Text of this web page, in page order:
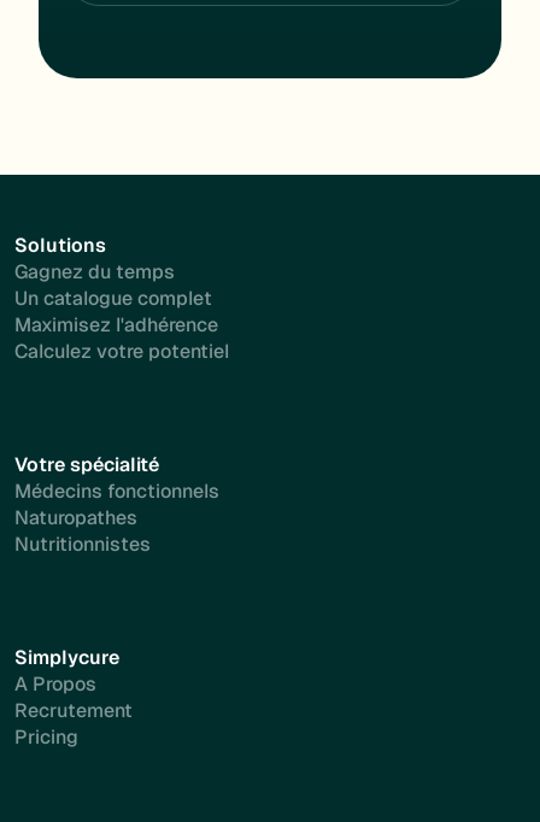
Solutions
Gagnez du temps
Un catalogue complet
Maximisez l'adhérence
Calculez votre potentiel
Votre spécialité
Médecins fonctionnels
Naturopathes
Nutritionnistes
Simplycure
A Propos
Recrutement
Pricing